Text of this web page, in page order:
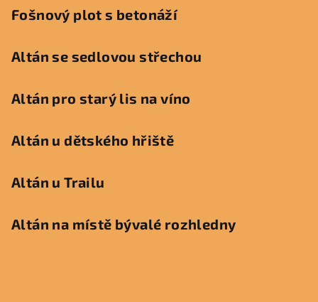
Fošnový plot s betonáží
Altán se sedlovou střechou
Altán pro starý lis na víno
Altán u dětského hřiště
Altán u Trailu
Altán na místě bývalé rozhledny